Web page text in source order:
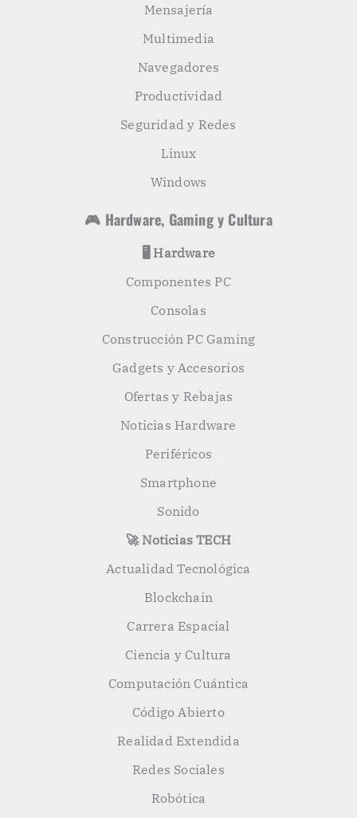
Mensajería
Multimedia
Navegadores
Productividad
Seguridad y Redes
Linux
Windows
🎮 Hardware, Gaming y Cultura
🖥️ Hardware
Componentes PC
Consolas
Construcción PC Gaming
Gadgets y Accesorios
Ofertas y Rebajas
Noticias Hardware
Periféricos
Smartphone
Sonido
🚀 Noticias TECH
Actualidad Tecnológica
Blockchain
Carrera Espacial
Ciencia y Cultura
Computación Cuántica
Código Abierto
Realidad Extendida
Redes Sociales
Robótica